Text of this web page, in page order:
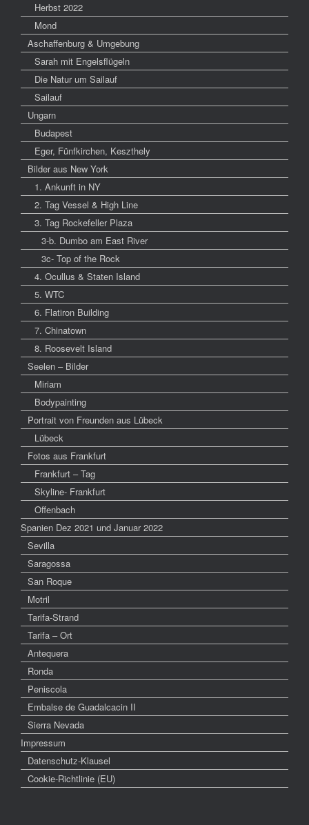
Herbst 2022
Mond
Aschaffenburg & Umgebung
Sarah mit Engelsflügeln
Die Natur um Sailauf
Sailauf
Ungarn
Budapest
Eger, Fünfkirchen, Keszthely
Bilder aus New York
1. Ankunft in NY
2. Tag Vessel & High Line
3. Tag Rockefeller Plaza
3-b. Dumbo am East River
3c- Top of the Rock
4. Ocullus & Staten Island
5. WTC
6. Flatiron Building
7. Chinatown
8. Roosevelt Island
Seelen – Bilder
Miriam
Bodypainting
Portrait von Freunden aus Lübeck
Lübeck
Fotos aus Frankfurt
Frankfurt – Tag
Skyline- Frankfurt
Offenbach
Spanien Dez 2021 und Januar 2022
Sevilla
Saragossa
San Roque
Motril
Tarifa-Strand
Tarifa – Ort
Antequera
Ronda
Peniscola
Embalse de Guadalcacin II
Sierra Nevada
Impressum
Datenschutz-Klausel
Cookie-Richtlinie (EU)